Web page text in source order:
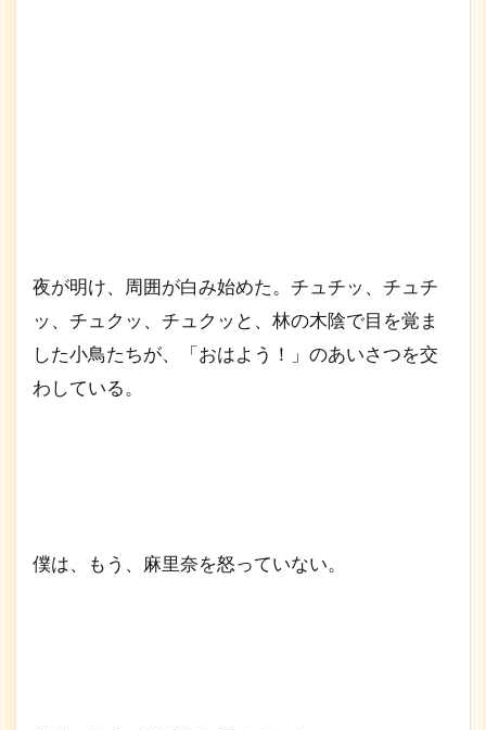
夜が明け、周囲が白み始めた。チュチッ、チュチ
ッ、チュクッ、チュクッと、林の木陰で目を覚ま
した小鳥たちが、「おはよう！」のあいさつを交
わしている。
僕は、もう、麻里奈を怒っていない。